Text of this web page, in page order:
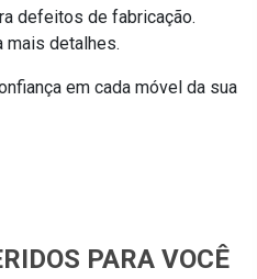
defeitos de fabricação.
mais detalhes.
em cada móvel da sua
PARA VOCÊ